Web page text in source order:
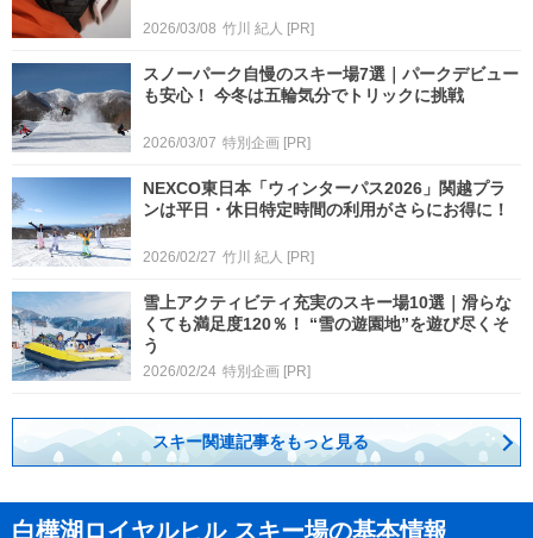
2026/03/08 竹川 紀人 [PR]
スノーパーク自慢のスキー場7選｜パークデビュー
も安心！ 今冬は五輪気分でトリックに挑戦
2026/03/07 特別企画 [PR]
NEXCO東日本「ウィンターパス2026」関越プラ
ンは平日・休日特定時間の利用がさらにお得に！
2026/02/27 竹川 紀人 [PR]
雪上アクティビティ充実のスキー場10選｜滑らな
くても満足度120％！ “雪の遊園地”を遊び尽くそ
う
2026/02/24 特別企画 [PR]
スキー関連記事をもっと見る
白樺湖ロイヤルヒル スキー場の基本情報